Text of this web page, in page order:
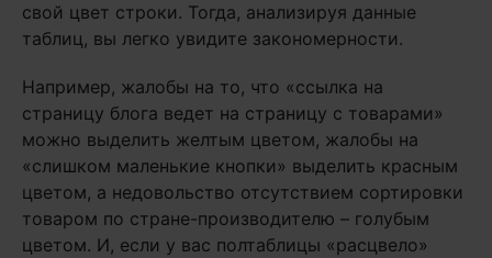
свой цвет строки. Тогда, анализируя данные
таблиц, вы легко увидите закономерности.
Например, жалобы на то, что «ссылка на
страницу блога ведет на страницу с товарами»
можно выделить желтым цветом, жалобы на
«слишком маленькие кнопки» выделить красным
цветом, а недовольство отсутствием сортировки
товаром по стране-производителю – голубым
цветом. И, если у вас полтаблицы «расцвело»